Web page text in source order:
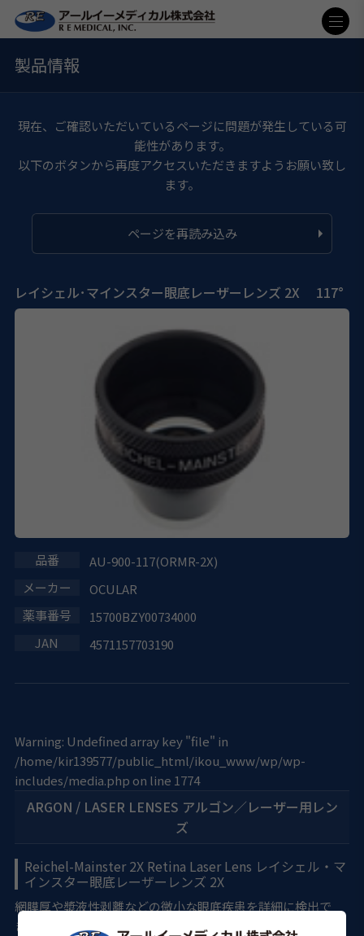
製品情報
現在、ご確認いただいているページに問題が発生している可
能性があります。
以下のボタンから再度アクセスいただきますようお願い致し
ます。
ページを再読み込み
レイシェル･マインスター眼底レーザーレンズ 2X 117°
AU-900-117(ORMR-2X)
OCULAR
15700BZY00734000
4571157703190
Warning: Undefined array key "file" in
/home/kir139577/public_html/ikou_www/wp/wp-
includes/media.php on line 1774
ARGON / LASER LENSES アルゴン／レーザー用レン
ズ
Reichel-Mainster 2X Retina Laser Lens レイシェル・マ
インスター眼底レーザーレンズ 2X
網膜厚や漿液性剥離などの微小な眼底疾患を詳細に検出で
き、また中間透光体混濁眼に対して優れた解像力を発揮しま